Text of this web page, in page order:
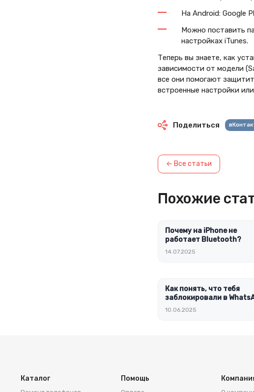
На Android: Google
Можно поставить
настройках iTunes.
Теперь вы знаете, как
зависимости от модели
все они помогают
встроенные настройки
Поделиться
← Все статьи
Похожие
Почему на iPhone не
работает Bluetooth?
14.07.2025
Как понять, что тебя
заблокировали в
10.06.2025
Каталог Помощь